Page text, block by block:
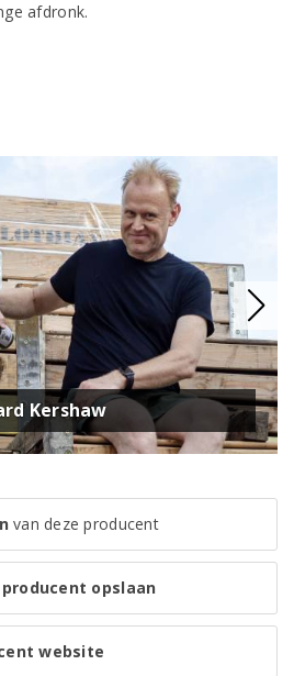
afdronk.
Kershaw
van deze producent
producent opslaan
website